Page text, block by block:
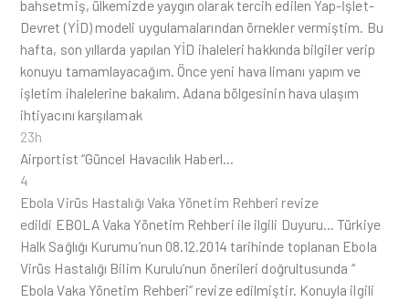
bahsetmiş, ülkemizde yaygın olarak tercih edilen Yap-İşlet-
Devret (YİD) modeli uygulamalarından örnekler vermiştim. Bu
hafta, son yıllarda yapılan YİD ihaleleri hakkında bilgiler verip
konuyu tamamlayacağım. Önce yeni hava limanı yapım ve
işletim ihalelerine bakalım. Adana bölgesinin hava ulaşım
ihtiyacını karşılamak
23h
Airportist “Güncel Havacılık Haberl…
4
Ebola Virüs Hastalığı Vaka Yönetim Rehberi revize
edildi EBOLA Vaka Yönetim Rehberi ile ilgili Duyuru… Türkiye
Halk Sağlığı Kurumu’nun 08.12.2014 tarihinde toplanan Ebola
Virüs Hastalığı Bilim Kurulu’nun önerileri doğrultusunda “
Ebola Vaka Yönetim Rehberi” revize edilmiştir. Konuyla ilgili